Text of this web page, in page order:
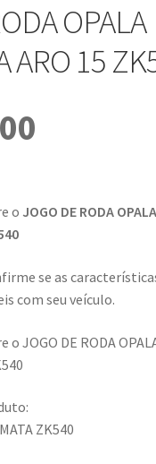
OPALA
ARO 15
o JOGO DE RODA OPALA
se as
com seu veículo.
JOGO DE RODA
ZK540